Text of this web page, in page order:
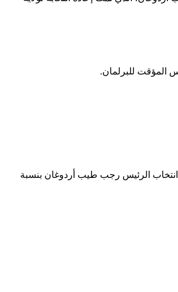
المؤقت للبرلمان.
من الانتخابات الرئاسية التي جرت يوم 28 ماي الماضي، والتي شهدت إعادة انتخاب الرئيس رجب طيب أردوغان بنسبة